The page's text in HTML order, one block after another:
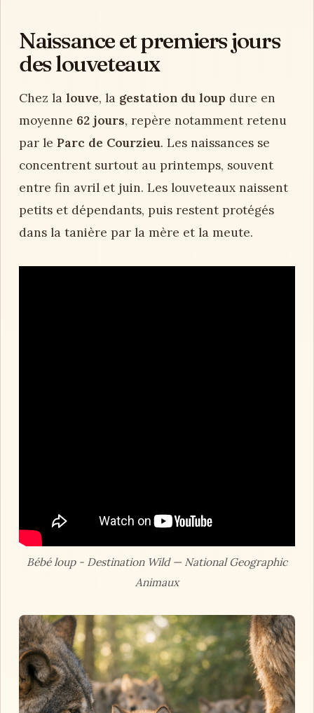
Naissance et premiers jours
des louveteaux
Chez la louve, la gestation du loup dure en
moyenne 62 jours, repère notamment retenu
par le Parc de Courzieu. Les naissances se
concentrent surtout au printemps, souvent
entre fin avril et juin. Les louveteaux naissent
petits et dépendants, puis restent protégés
dans la tanière par la mère et la meute.
Bébé loup - Destination Wild — National Geographic
Animaux